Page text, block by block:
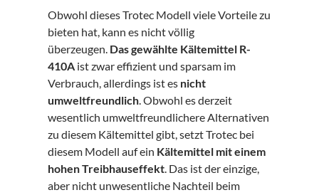
Obwohl dieses Trotec Modell viele Vorteile zu
bieten hat, kann es nicht völlig
überzeugen. Das gewählte Kältemittel R-
410A ist zwar effizient und sparsam im
Verbrauch, allerdings ist es nicht
umweltfreundlich. Obwohl es derzeit
wesentlich umweltfreundlichere Alternativen
zu diesem Kältemittel gibt, setzt Trotec bei
diesem Modell auf ein Kältemittel mit einem
hohen Treibhauseffekt. Das ist der einzige,
aber nicht unwesentliche Nachteil beim